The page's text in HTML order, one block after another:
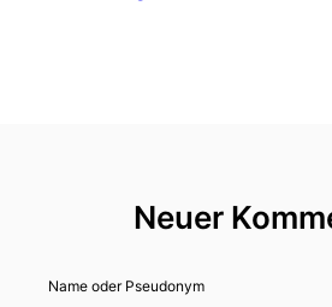
Neuer
Name oder Pseudonym